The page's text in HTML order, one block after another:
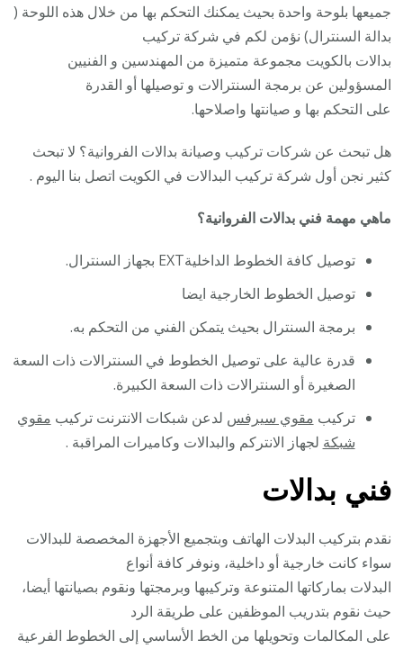
جميعها بلوحة واحدة بحيث يمكنك التحكم بها من خلال هذه اللوحة (
بدالة السنترال) نؤمن لكم في شركة تركيب
بدالات بالكويت مجموعة متميزة من المهندسين و الفنيين
المسؤولين عن برمجة السنترالات و توصيلها أو القدرة
على التحكم بها و صيانتها واصلاحها.
هل تبحث عن شركات تركيب وصيانة بدالات الفروانية؟ لا تبحث
كثير نجن أول شركة تركيب البدالات في الكويت اتصل بنا اليوم .
ماهي مهمة فني بدالات الفروانية؟
توصيل كافة الخطوط الداخليةEXT بجهاز السنترال.
توصيل الخطوط الخارجية ايضا
برمجة السنترال بحيث يتمكن الفني من التحكم به.
قدرة عالية على توصيل الخطوط في السنترالات ذات السعة
الصغيرة أو السنترالات ذات السعة الكبيرة.
تركيب مقوي سيرفس لدعن شبكات الانترنت تركيب مقوي
شبكة لجهاز الانتركم والبدالات وكاميرات المراقبة .
فني بدالات
نقدم بتركيب البدلات الهاتف وبتجميع الأجهزة المخصصة للبدالات
سواء كانت خارجية أو داخلية، ونوفر كافة أنواع
البدلات بماركاتها المتنوعة وتركيبها وبرمجتها ونقوم بصيانتها أيضا،
حيث نقوم بتدريب الموظفين على طريقة الرد
على المكالمات وتحويلها من الخط الأساسي إلى الخطوط الفرعية